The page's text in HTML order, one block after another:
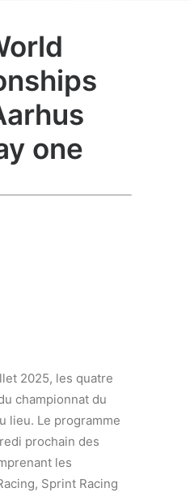
one
2025, les quatre
championnat du
lieu. Le programme
prochain des
les
Sprint Racing